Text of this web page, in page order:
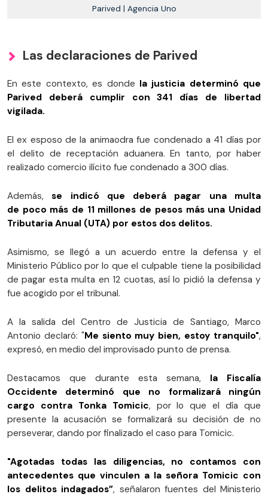
Parived | Agencia Uno
Las declaraciones de Parived
En este contexto, es donde la justicia determinó que
Parived deberá cumplir con 341 días de libertad
vigilada.
El ex esposo de la animaodra fue condenado a 41 días por
el delito de receptación aduanera. En tanto, por haber
realizado comercio ilícito fue condenado a 300 días.
Además, se indicó que deberá pagar una multa
de poco más de 11 millones de pesos más una Unidad
Tributaria Anual (UTA) por estos dos delitos.
Asimismo, se llegó a un acuerdo entre la defensa y el
Ministerio Público por lo que el culpable tiene la posibilidad
de pagar esta multa en 12 cuotas, así lo pidió la defensa y
fue acogido por el tribunal.
A la salida del Centro de Justicia de Santiago, Marco
Antonio declaró: "Me siento muy bien, estoy tranquilo",
expresó, en medio del improvisado punto de prensa.
Destacamos que durante esta semana, la Fiscalía
Occidente determinó que no formalizará ningún
cargo contra Tonka Tomicic, por lo que el día que
presente la acusación se formalizará su decisión de no
perseverar, dando por finalizado el caso para Tomicic.
"Agotadas todas las diligencias, no contamos con
antecedentes que vinculen a la señora Tomicic con
los delitos indagados”, señalaron fuentes del Ministerio